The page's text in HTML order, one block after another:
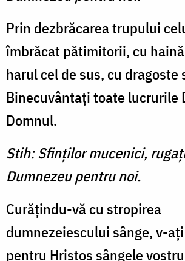
Prin dezbrăcarea trupului
îmbrăcat pătimitorii, cu
harul cel de sus, cu dragoste
Binecuvântaţi toate lucrurile
Domnul.
Stih: Sfinţilor mucenici,
Dumnezeu pentru noi.
Curăţindu-vă cu stropirea
dumnezeiescului sânge, v-
pentru Hristos sângele